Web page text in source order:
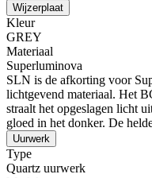
Wijzerplaat
Kleur
GREY
Materiaal
Superluminova
SLN is de afkorting voor
lichtgevend materiaal. Het
straalt het opgeslagen licht
gloed in het donker. De
Uurwerk
Type
Quartz uurwerk